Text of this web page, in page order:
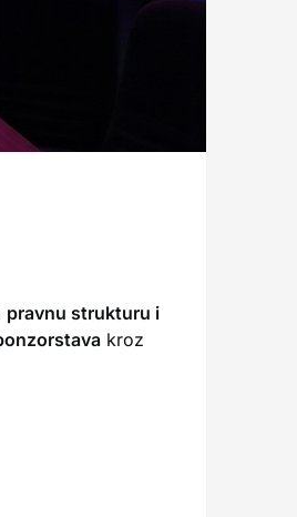
pravnu strukturu i
kroz